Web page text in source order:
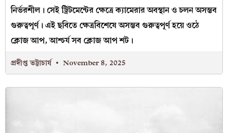
নির্ভরশীল। সেই ট্রিটমেন্টের ক্ষেত্রে ক্যামেরার অবস্থান ও চলন অসম্ভব
গুরুত্বপূর্ণ। এই ছবিতে ক্ষেত্রবিশেষে অসম্ভব গুরুত্বপূর্ণ হয়ে ওঠে
ক্লোজ আপ, আশ্চর্য সব ক্লোজ আপ শট।
প্রদীপ্ত ভট্টাচার্য November 8, 2025